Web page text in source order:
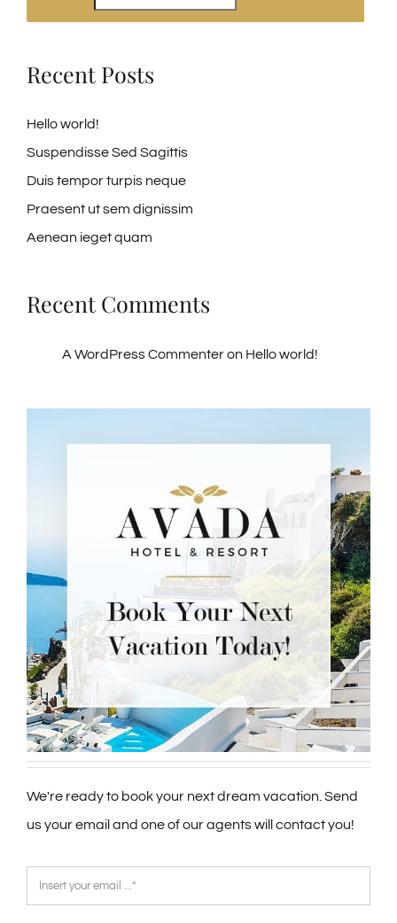
Recent Posts
Hello world!
Suspendisse Sed Sagittis
Duis tempor turpis neque
Praesent ut sem dignissim
Aenean ieget quam
Recent Comments
A WordPress Commenteron Hello world!
We're ready to book your next dream vacation. Send
us your email and one of our agents will contact you!